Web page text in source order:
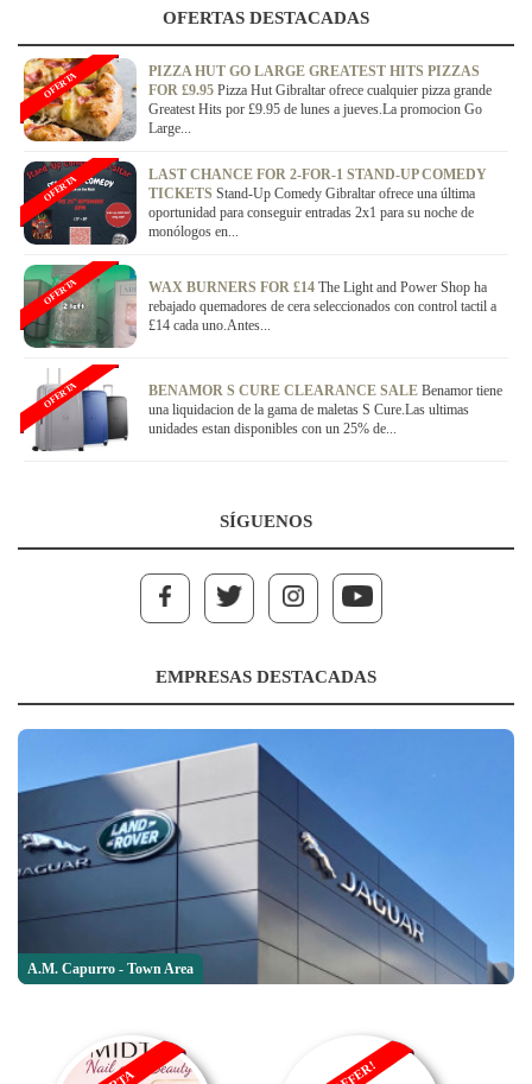
OFERTAS DESTACADAS
PIZZA HUT GO LARGE GREATEST HITS PIZZAS
FOR £9.95 Pizza Hut Gibraltar ofrece cualquier pizza grande
Greatest Hits por £9.95 de lunes a jueves.La promocion Go
Large...
OFERTA
LAST CHANCE FOR 2-FOR-1 STAND-UP COMEDY
TICKETS Stand-Up Comedy Gibraltar ofrece una última
oportunidad para conseguir entradas 2x1 para su noche de
monólogos en...
OFERTA
WAX BURNERS FOR £14 The Light and Power Shop ha
rebajado quemadores de cera seleccionados con control tactil a
£14 cada uno.Antes...
OFERTA
BENAMOR S CURE CLEARANCE SALE Benamor tiene
una liquidacion de la gama de maletas S Cure.Las ultimas
unidades estan disponibles con un 25% de...
OFERTA
SÍGUENOS
EMPRESAS DESTACADAS
A.M. Capurro - Town Area